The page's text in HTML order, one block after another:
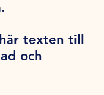
texten till
och